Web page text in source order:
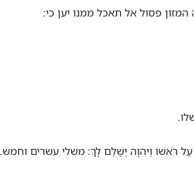
פסול אל תאכל ממנו יען כי:
רֹאשׁוֹ וַיהוָה יְשַׁלֶּם לָךְ: משלי עשרים וחמש.